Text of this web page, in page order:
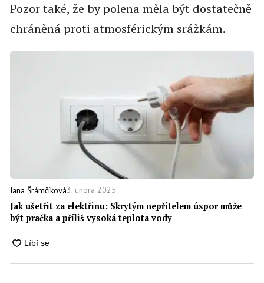
Pozor také, že by polena měla být dostatečně
chráněná proti atmosférickým srážkám.
Jana Šrámčíková3. února 2025
Jak ušetřit za elektřinu: Skrytým nepřítelem úspor může
být pračka a příliš vysoká teplota vody